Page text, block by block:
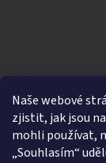
Naše webové
zjistit, jak jsou
mohli používat,
„Souhlasím“